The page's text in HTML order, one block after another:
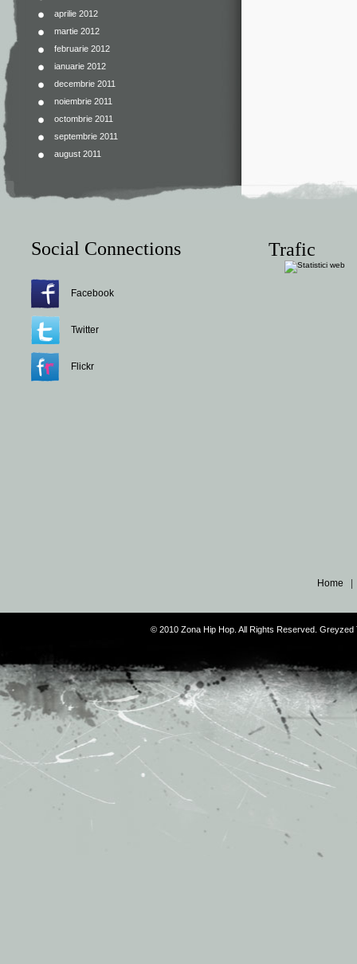
aprilie 2012
martie 2012
februarie 2012
ianuarie 2012
decembrie 2011
noiembrie 2011
octombrie 2011
septembrie 2011
august 2011
Social Connections
Facebook
Twitter
Flickr
Trafic
Home
© 2010 Zona Hip Hop. All Rights Reserved.